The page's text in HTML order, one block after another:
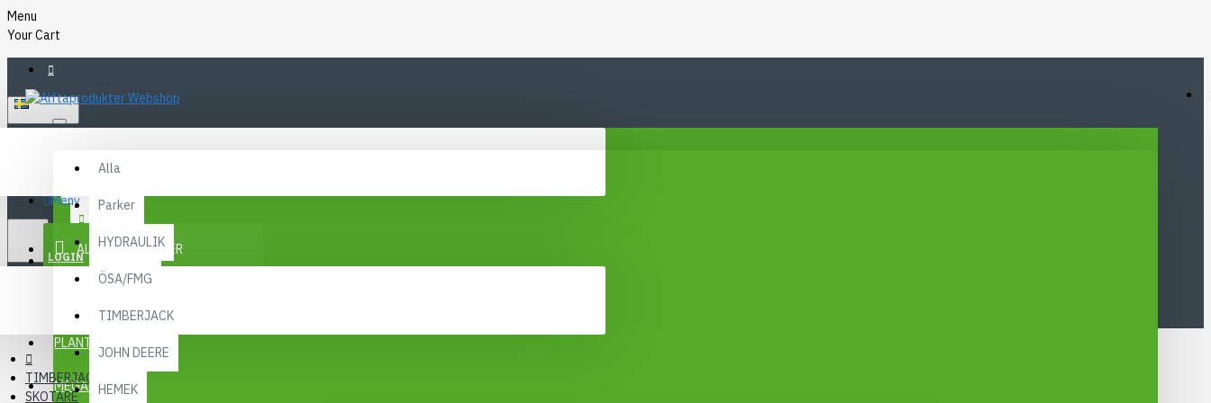
Menu
Your Cart
SEK
Alla
Parker
HYDRAULIK
ÖSA/FMG
TIMBERJACK
JOHN DEERE
HEMEK
KONTAKT
Meny
ALLA KATEGORIER
PLANTMA X
MEGA MENY
LOGIN
REGISTER
TIMBERJACK
SKOTARE